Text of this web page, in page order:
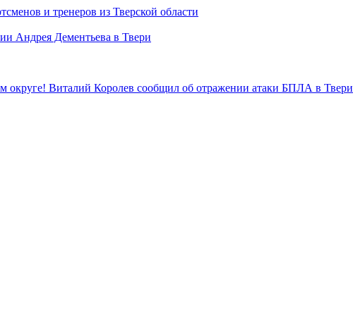
и тренеров из Тверской области
Андрея Дементьева в Твери
округе! Виталий Королев сообщил об отражении атаки БПЛА в Твери